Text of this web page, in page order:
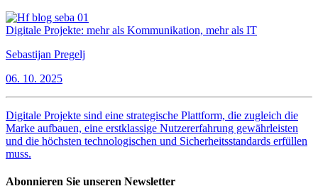
Digitale Projekte: mehr als Kommunikation, mehr als IT
Sebastijan Pregelj
06. 10. 2025
Digitale Projekte sind eine strategische Plattform, die zugleich die
Marke aufbauen, eine erstklassige Nutzererfahrung gewährleisten
und die höchsten technologischen und Sicherheitsstandards erfüllen
muss.
Abonnieren Sie unseren Newsletter